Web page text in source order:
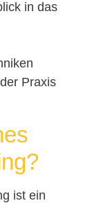
in das
Praxis
ist ein